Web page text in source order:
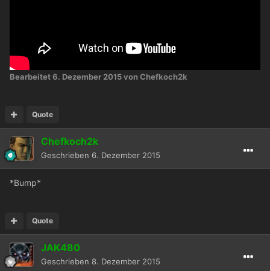
Bearbeitet6. Dezember 2015von Chefkoch2k
Quote
Chefkoch2k
Geschrieben 6. Dezember 2015
*Bump*
Quote
JAK480
Geschrieben 8. Dezember 2015